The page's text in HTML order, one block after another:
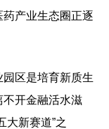
产业生态圈正逐
区是培育新质生
不开金融活水滋
大新赛道”之